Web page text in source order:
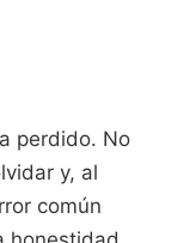
perdido. No
y, al
común